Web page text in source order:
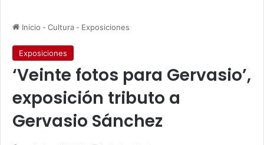
Inicio - Cultura - Exposiciones
Exposiciones
‘Veinte fotos para Gervasio’,
exposición tributo a
Gervasio Sánchez